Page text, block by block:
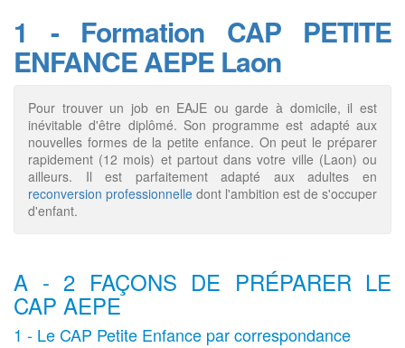
1 - Formation CAP PETITE
ENFANCE AEPE Laon
Pour trouver un job en EAJE ou garde à domicile, il est
inévitable d'être diplômé. Son programme est adapté aux
nouvelles formes de la petite enfance. On peut le préparer
rapidement (12 mois) et partout dans votre ville (Laon) ou
ailleurs. Il est parfaitement adapté aux adultes en
reconversion professionnelle dont l'ambition est de s'occuper
d'enfant.
A - 2 FAÇONS DE PRÉPARER LE
CAP AEPE
1 - Le CAP Petite Enfance par correspondance